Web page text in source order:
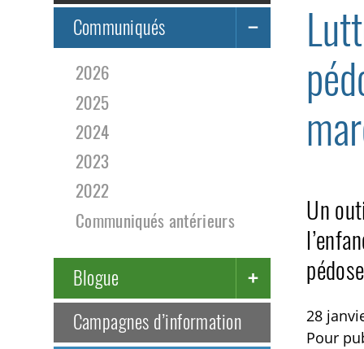
Communiqués
2026
2025
2024
2023
2022
Communiqués antérieurs
Blogue
Campagnes d’information
Un
28
Pour